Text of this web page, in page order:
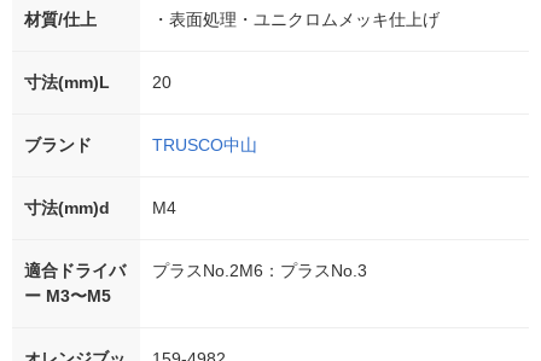
材質/仕上 ・表面処理・ユニクロムメッキ仕上げ
寸法(mm)L 20
ブランド TRUSCO中山
寸法(mm)d M4
適合ドライバ
ー M3〜M5
プラスNo.2M6：プラスNo.3